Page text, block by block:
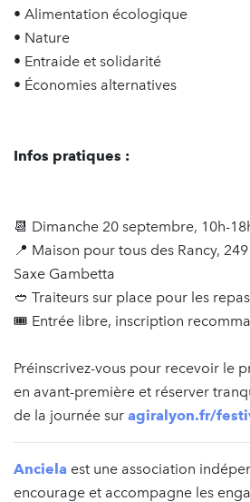
• Alimentation écologique
• Nature
• Entraide et solidarité
• Économies alternatives
Infos pratiques :
📆 Dimanche 20 septembre, 10h-
📍 Maison pour tous des Rancy,
Saxe Gambetta
🥙 Traiteurs sur place pour les
🎟️ Entrée libre, inscription
Préinscrivez-vous pour recevoir le
en avant-première et réserver
de la journée sur agiralyon.fr/
Anciela est une association
encourage et accompagne les